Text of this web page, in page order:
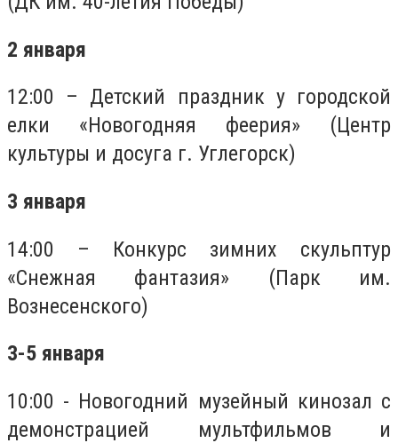
2 января
12:00 – Детский праздник у городской
елки «Новогодняя феерия» (Центр
культуры и досуга г. Углегорск)
3 января
14:00 – Конкурс зимних скульптур
«Снежная фантазия» (Парк им.
Вознесенского)
3-5 января
10:00 - Новогодний музейный кинозал с
демонстрацией мультфильмов и